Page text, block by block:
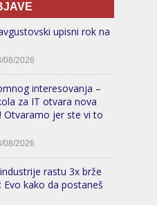
upisni rok na
08/2026
interesovanja –
za IT otvara nova
Otvaramo jer ste vi to
08/2026
rastu 3x brže
Evo kako da postaneš